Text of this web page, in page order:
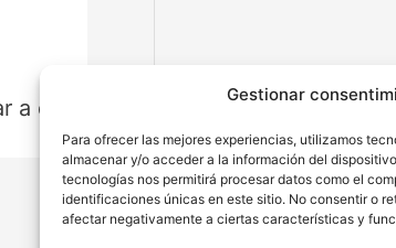
Gestionar
Para ofrecer las mejores experiencias, utilizamos
almacenar y/o acceder a la información del
tecnologías nos permitirá procesar datos como el
identificaciones únicas en este sitio. No consentir o
afectar negativamente a ciertas características y
a dos